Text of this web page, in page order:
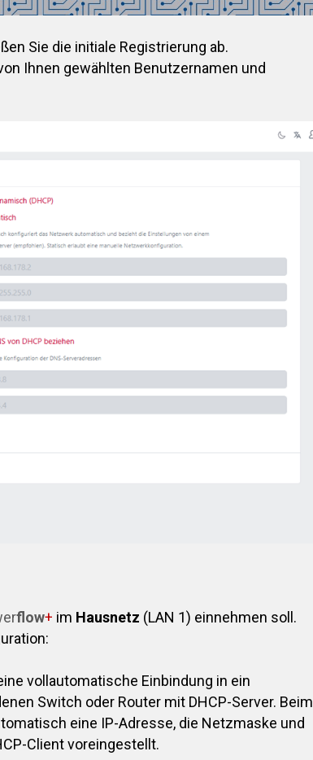
Sie die initiale Registrierung ab.
Ihnen gewählten Benutzernamen und
flow+ im Hausnetz (LAN 1) einnehmen soll.
vollautomatische Einbindung in ein
Switch oder Router mit DHCP-Server. Beim
eine IP-Adresse, die Netzmaske und
Client voreingestellt.